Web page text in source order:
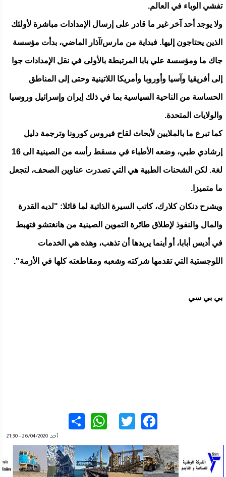
تفشي الوباء في العالم.
ولا يوجد أحد آخر غير ما قادر على إرسال الإمدادات مباشرة لأولئك
الذين يحتاجون إليها. فبداية من مارس/آذار الماضي، بدأت مؤسسة
جاك ما ومؤسسة علي بابا المرتبطة بالأولى في نقل الإمدادات جوا
إلى أفريقيا وآسيا وأوروبا وأمريكا اللاتينية وحتى إلى المناطق
الحساسة من الناحية السياسية بما في ذلك إيران وإسرائيل وروسيا
والولايات المتحدة.
كما تبرع ما بالملايين لأبحاث لقاح فيروس كورونا وترجمة دليل
إرشادي طبي، وضعه الأطباء في مسقط رأسه من الصينية الى 16
لغة. لكن الشحنات الطبية هي التي تصدرت عناوين الصحف، لتجعل
ما متميزا.
ويشرح دنكان كلارك، كاتب السيرة الذاتية لما قائلا: "لديه القدرة
والمال والنفوذ لإطلاق طائرة التموين الصينية من هانغتشو فتهبط
في أديس أبابا، أو أينما يريدها أن تذهب، وهذه هي الخدمات
اللوجستية التي تقدمها شركته وشعبه ومقاطعته كلها في الأزمة".
بي بي سي
Facebook
Twitter
WhatsApp
أحد, 26/04/2020 - 21:30